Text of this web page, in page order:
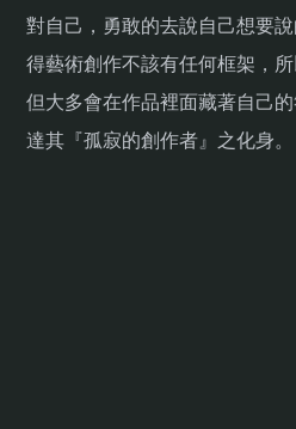
對自己，勇敢的去說自己想要
得藝術創作不該有任何框架，
但大多會在作品裡面藏著自己
達其『孤寂的創作者』之化身。